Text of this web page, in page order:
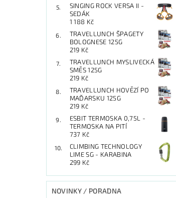
SINGING ROCK VERSA II -
SEDÁK
1 188 Kč
TRAVELLUNCH ŠPAGETY
BOLOGNESE 125G
219 Kč
TRAVELLUNCH MYSLIVECKÁ
SMĚS 125G
219 Kč
TRAVELLUNCH HOVĚZÍ PO
MAĎARSKU 125G
219 Kč
ESBIT TERMOSKA 0,75L -
TERMOSKA NA PITÍ
737 Kč
CLIMBING TECHNOLOGY
LIME SG - KARABINA
299 Kč
NOVINKY / PORADNA